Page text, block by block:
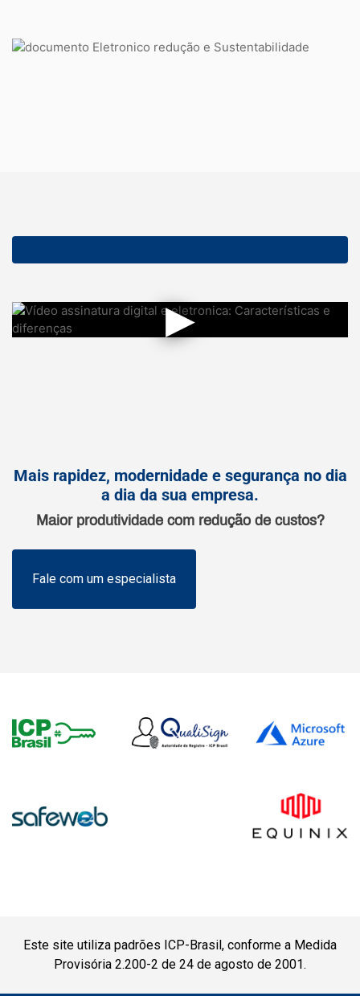
▶
Mais rapidez, modernidade e segurança no dia
a dia da sua empresa.
Maior produtividade com redução de custos?
Fale com um especialista
Este site utiliza padrões ICP-Brasil, conforme a Medida
Provisória 2.200-2 de 24 de agosto de 2001.